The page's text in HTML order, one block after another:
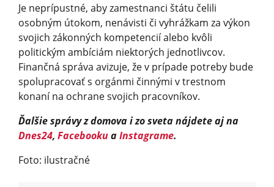
Je neprípustné, aby zamestnanci štátu čelili
osobným útokom, nenávisti či vyhrážkam za výkon
svojich zákonných kompetencií alebo kvôli
politickým ambíciám niektorých jednotlivcov.
Finančná správa avizuje, že v prípade potreby bude
spolupracovať s orgánmi činnými v trestnom
konaní na ochrane svojich pracovníkov.
Ďalšie správy z domova i zo sveta nájdete aj na
Dnes24, FacebookuaInstagrame.
Foto: ilustračné